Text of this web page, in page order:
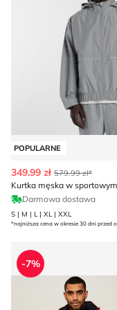
POPULARNE
349.99 zł 579.99 zł*
Darmowa dostawa
S | M | L | XL | XXL
*najniższa cena w okresie 30 dni przed
Kurtka męska
-7%